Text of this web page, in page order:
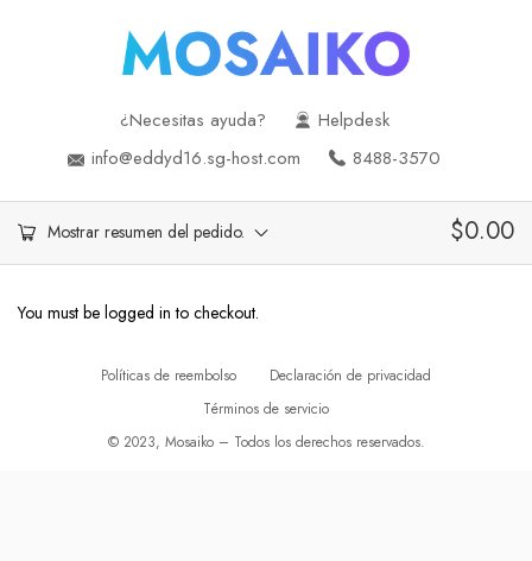
¿Necesitas ayuda?
Helpdesk
info@eddyd16.sg-host.com
8488-3570
Mostrar resumen del pedido. $0.00
You must be logged in to checkout.
Políticas de reembolso
Declaración de privacidad
Términos de servicio
© 2023, Mosaiko – Todos los derechos reservados.